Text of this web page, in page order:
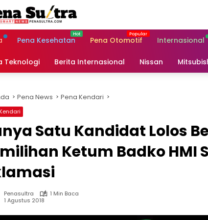
Pena Kesehatan Pena Otomotif Internasional
Teknologi Berita Internasional Nissan
Pena News Pena Kendari
Satu Kandidat Lolos
Ketum Badko HMI
Penasultra
1 Min Baca
1 Agustus 2018